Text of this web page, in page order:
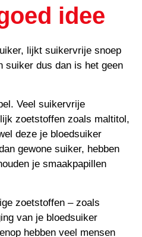
idee
lijkt suikervrije snoep
suiker dus dan is het geen
Veel suikervrije
zoetstoffen zoals maltitol,
deze je bloedsuiker
gewone suiker, hebben
je smaakpapillen
zoetstoffen – zoals
van je bloedsuiker
hebben veel mensen